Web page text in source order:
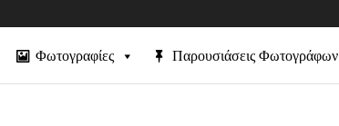
Φωτογραφίες Παρουσιάσεις Φωτογράφων